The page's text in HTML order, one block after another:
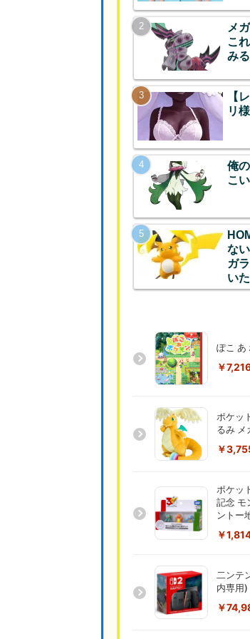
メ
こ
み
【
リ
俺
こ
な
ガ
い
ぽこ
￥
ポケッ
るみ メ
￥
ポケッ
記念 モ
ントー
￥
二ンテ
内専用)
￥